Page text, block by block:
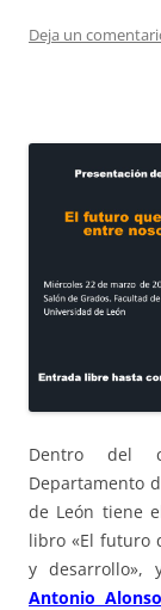
Deja un
Dentro del
Departamento
de León tiene
libro «El futuro
y desarrollo»,
Antonio